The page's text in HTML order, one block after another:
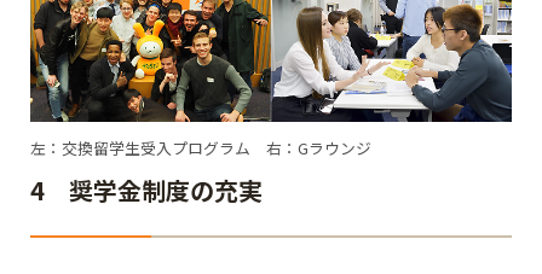
左：交換留学生受入プログラム 右：Gラウンジ
4 奨学金制度の充実